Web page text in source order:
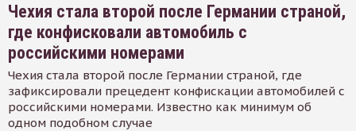
Чехия стала второй после Германии страной,
где конфисковали автомобиль с
российскими номерами
Чехия стала второй после Германии страной, где
зафиксировали прецедент конфискации автомобилей с
российскими номерами. Известно как минимум об
одном подобном случае